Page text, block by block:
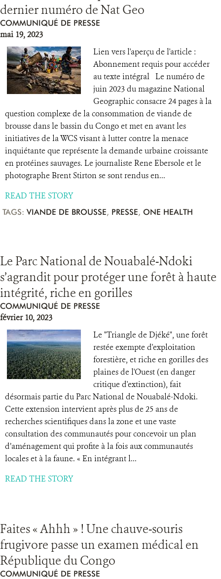
dernier numéro de Nat Geo
COMMUNIQUÉ DE PRESSE
mai 19, 2023
Lien vers l'aperçu de l'article :
Abonnement requis pour accéder
au texte intégral Le numéro de
juin 2023 du magazine National
Geographic consacre 24 pages à la
question complexe de la consommation de viande de
brousse dans le bassin du Congo et met en avant les
initiatives de la WCS visant à lutter contre la menace
inquiétante que représente la demande urbaine croissante
en protéines sauvages. Le journaliste Rene Ebersole et le
photographe Brent Stirton se sont rendus en...
READ THE STORY
TAGS: VIANDE DE BROUSSE, PRESSE, ONE HEALTH
Le Parc National de Nouabalé-Ndoki
s’agrandit pour protéger une forêt à haute
intégrité, riche en gorilles
COMMUNIQUÉ DE PRESSE
février 10, 2023
Le "Triangle de Djéké", une forêt
restée exempte d'exploitation
forestière, et riche en gorilles des
plaines de l'Ouest (en danger
critique d'extinction), fait
désormais partie du Parc National de Nouabalé-Ndoki.
Cette extension intervient après plus de 25 ans de
recherches scientifiques dans la zone et une vaste
consultation des communautés pour concevoir un plan
d’aménagement qui profite à la fois aux communautés
locales et à la faune. « En intégrant l...
READ THE STORY
Faites « Ahhh » ! Une chauve-souris
frugivore passe un examen médical en
République du Congo
COMMUNIQUÉ DE PRESSE